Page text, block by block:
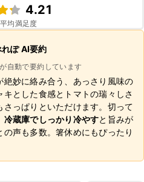
4.21
均満足度
れぽ AI要約
自動で要約しています
絶妙に絡み合う、あっさり風味の
とした食感とトマトの瑞々しさ
っぱりといただけます。切って
冷蔵庫でしっかり冷やすと旨みが
声も多数。箸休めにもぴったり